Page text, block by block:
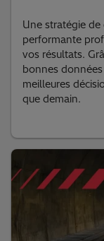
Une stratégie
performante
vos résultats.
bonnes
meilleures
que demain.